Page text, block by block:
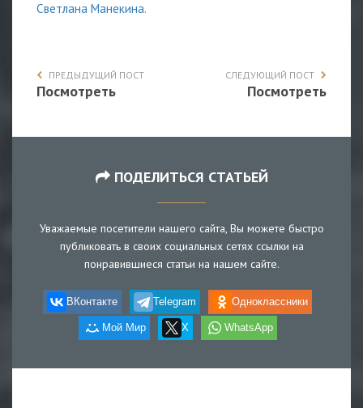
Светлана Манекина.
ПРЕДЫДУЩИЙ ПОСТ
Посмотреть
СЛЕДУЮЩИЙ ПОСТ
Посмотреть
ПОДЕЛИТЬСЯ СТАТЬЕЙ
Уважаемые посетители нашего сайта, Вы можете быстро
публиковать в своих социальных сетях ссылки на
понравившиеся статьи на нашем сайте.
ВКонтакте Telegram Одноклассники
Мой Мир X WhatsApp